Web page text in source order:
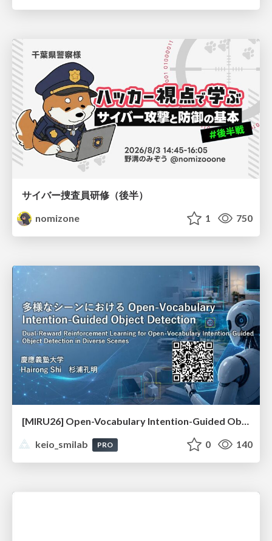
サイバー捜査員研修（後半）
nomizone
1 750
[MIRU26] Open-Vocabulary Intention-Guided Object Detection in Diverse Scenes
keio_smilab
PRO 0 140